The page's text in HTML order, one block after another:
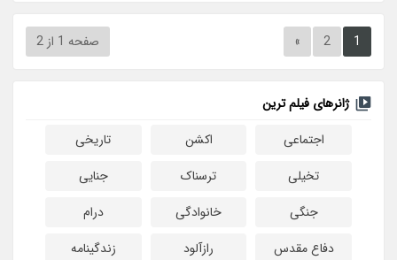
صفحه 1 از 2 1
2
»
ژانرهای فیلم ترین
اجتماعی
اکشن
تاریخی
تخیلی
ترسناک
جنایی
جنگی
خانوادگی
درام
دفاع مقدس
رازآلود
زندگینامه